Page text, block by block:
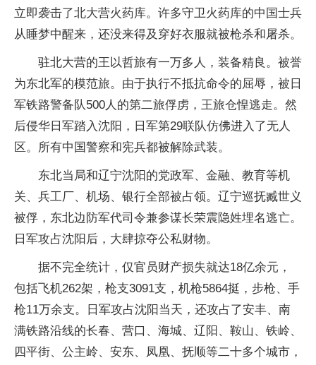
立即袭击了北大营火药库。许多守卫火药库的中国士兵
从睡梦中醒来，还没来得及穿好衣服就被枪杀和屠杀。
驻北大营的王以哲旅有一万多人，装备精良。被誉
为东北军的模范旅。由于执行不抵抗命令的屈辱，被日
军铁路警备队500人的第二旅俘虏，王旅仓惶逃走。然
后侵华日军踏入沈阳，日军第29联队仿佛进入了无人
区。所有中国警察和宪兵都被解除武装。
东北当局和辽宁沈阳的党政军、金融、教育等机
关、兵工厂、机场、银行全部被占领。辽宁巡抚臧世义
被俘，东北边防军代司令兼参谋长荣震隐姓埋名逃亡。
日军攻占沈阳后，大肆掠夺公私财物。
据不完全统计，仅官员财产损失就达18亿余元，
包括飞机262架，枪支3091支，机枪5864挺，步枪、手
枪11万余支。日军攻占沈阳当天，还攻占了安丰、南
满铁路沿线的长春、营口、海城、辽阳、鞍山、铁岭、
四平街、公主岭、安东、凤凰、抚顺等二十多个城市，